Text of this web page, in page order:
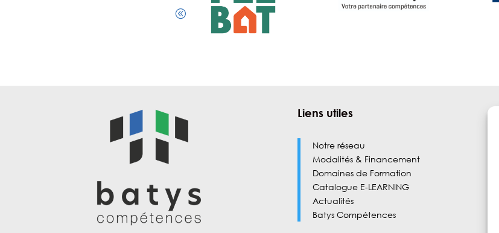
Liens utiles
Notre réseau
Modalités & Financement
Domaines de Formation
Catalogue E-LEARNING
Actualités
Batys Compétences